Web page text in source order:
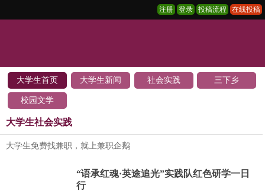
注册 登录 投稿流程 在线投稿
大学生首页 大学生新闻 社会实践 三下乡
校园文学
大学生社会实践
大学生免费找兼职，就上兼职企鹅
“语承红魂·英途追光”实践队红色研学一日
行